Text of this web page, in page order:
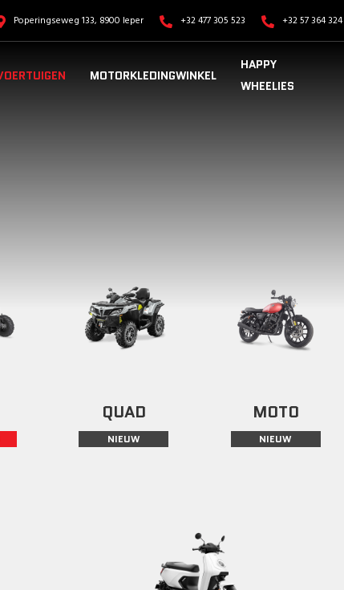
Poperingseweg 133, 8900 Ieper +32 477 305 523 +32 57 364 324
MOTORKLEDINGWINKEL
HAPPY
WHEELIES
VOERTUIGEN
QUAD
NIEUW
MOTO
NIEUW